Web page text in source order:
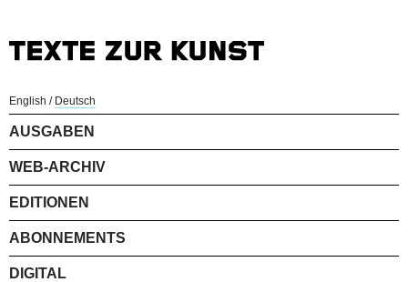
English / Deutsch
AUSGABEN
WEB-ARCHIV
EDITIONEN
ABONNEMENTS
DIGITAL